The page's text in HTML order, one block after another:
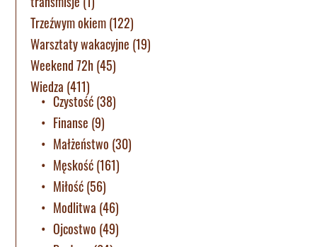
Trzeźwym okiem(122)
Warsztaty wakacyjne (19)
Weekend 72h(45)
Wiedza (411)
Czystość(38)
Finanse (9)
Małżeństwo (30)
Męskość(161)
Miłość(56)
Modlitwa (46)
Ojcostwo (49)